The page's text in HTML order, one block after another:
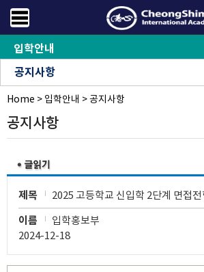
입학안내
공지사항
FAQ
오시는길
Home > 입학안내 >공지사항
공지사항
제목
2025 고등학교 신입학 2단계 면접전
이름
입학홍보부
2024-12-18